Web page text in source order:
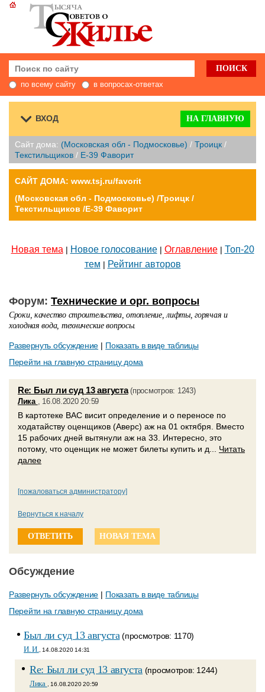
по всему сайту в вопросах-ответах
ВХОД НА ГЛАВНУЮ
Сайт дома: (Московская обл - Подмосковье) / Троицк /
Текстильщиков / E-39 Фаворит
САЙТ ДОМА: www.tsj.ru/favorit
(Московская обл - Подмосковье) /Троицк /
Текстильщиков /E-39 Фаворит
Новая тема | Новое голосование| Оглавление| Топ-20
тем | Рейтинг авторов
Форум: Технические и орг. вопросы
Сроки, качество строительства, отопление, лифты, горячая и
холодная вода, технические вопросы.
Развернуть обсуждение | Показать в виде таблицы
Перейти на главную страницу дома
Re: Был ли суд 13 августа(просмотров: 1243)
Лика , 16.08.2020 20:59
В картотеке ВАС висит определение и о переносе по
ходатайству оценщиков (Аверс) аж на 01 октября. Вместо
15 рабочих дней вытянули аж на 33. Интересно, это
потому, что оценщик не может билеты купить и д... Читать
далее
[пожаловаться администратору]
Вернуться к началу
ОТВЕТИТЬ НОВАЯ ТЕМА
Обсуждение
Развернуть обсуждение | Показать в виде таблицы
Перейти на главную страницу дома
Был ли суд 13 августа (просмотров: 1170)
И. И. , 14.08.2020 14:31
Re: Был ли суд 13 августа (просмотров: 1244)
Лика , 16.08.2020 20:59